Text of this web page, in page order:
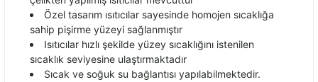
Özel tasarım ısıtıcılar sayesinde homojen sıcaklığa
sahip pişirme yüzeyi sağlanmıştır
Isıtıcılar hızlı şekilde yüzey sıcaklığını istenilen
sıcaklık seviyesine ulaştırmaktadır
Sıcak ve soğuk su bağlantısı yapılabilmektedir.